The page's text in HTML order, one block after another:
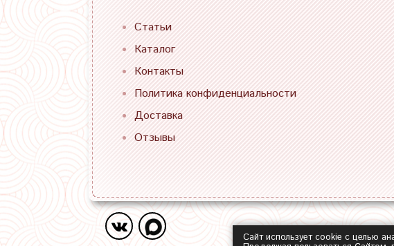
Статьи
Каталог
Контакты
Политика конфиденциальности
Доставка
Отзывы
Сайт использует cookie с целью